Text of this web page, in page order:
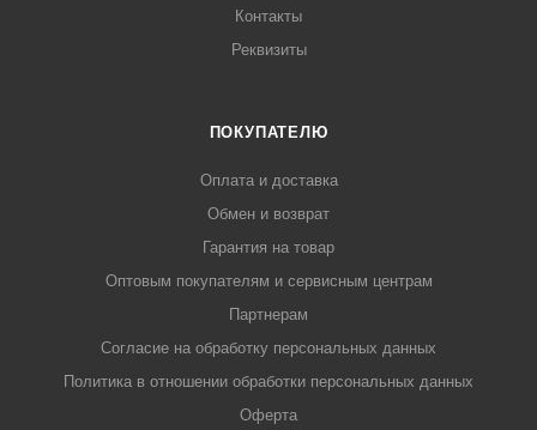
Контакты
Реквизиты
ПОКУПАТЕЛЮ
Оплата и доставка
Обмен и возврат
Гарантия на товар
Оптовым покупателям и сервисным центрам
Партнерам
Согласие на обработку персональных данных
Политика в отношении обработки персональных данных
Оферта